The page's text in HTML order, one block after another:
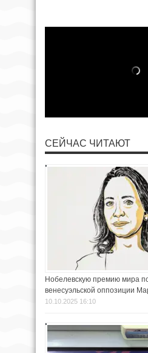
СЕЙЧАС ЧИТАЮТ
Нобелевскую премию мира
венесуэльской оппозиции
10.10.2025 16:10